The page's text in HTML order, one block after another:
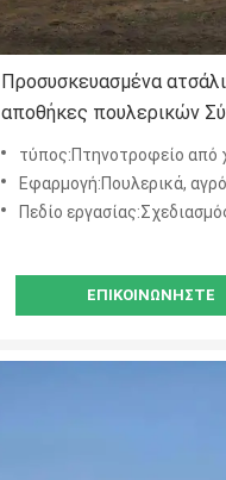
Προσυσκευασμένα
αποθήκες πουλερικών
με γρήγορο βρόχο Δεν
απαιτούνται ειδικά
τύπος:Πτηνοτροφείο από
Εφαρμογή:Πουλερικά, αγρόκτημα κρεατοπαραγωγής,
Πεδίο εργασίας:Σχεδιασμός,
ΕΠΙΚΟΙΝΩΝΉΣΤΕ